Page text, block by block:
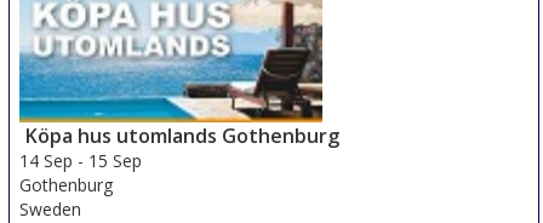
Köpa hus utomlands Gothenburg
14 Sep - 15 Sep
Gothenburg
Sweden